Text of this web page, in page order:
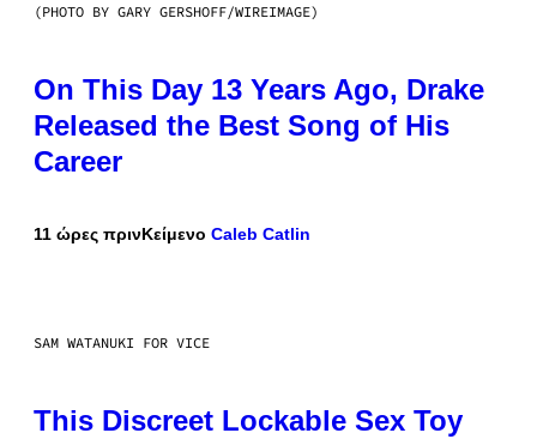
(PHOTO BY GARY GERSHOFF/WIREIMAGE)
On This Day 13 Years Ago, Drake
Released the Best Song of His
Career
11 ώρες πρινΚείμενο Caleb Catlin
SAM WATANUKI FOR VICE
This Discreet Lockable Sex Toy